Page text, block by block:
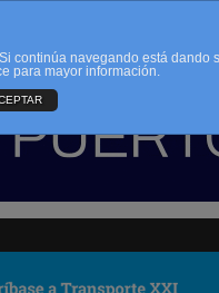
continúa navegando está
para mayor información.